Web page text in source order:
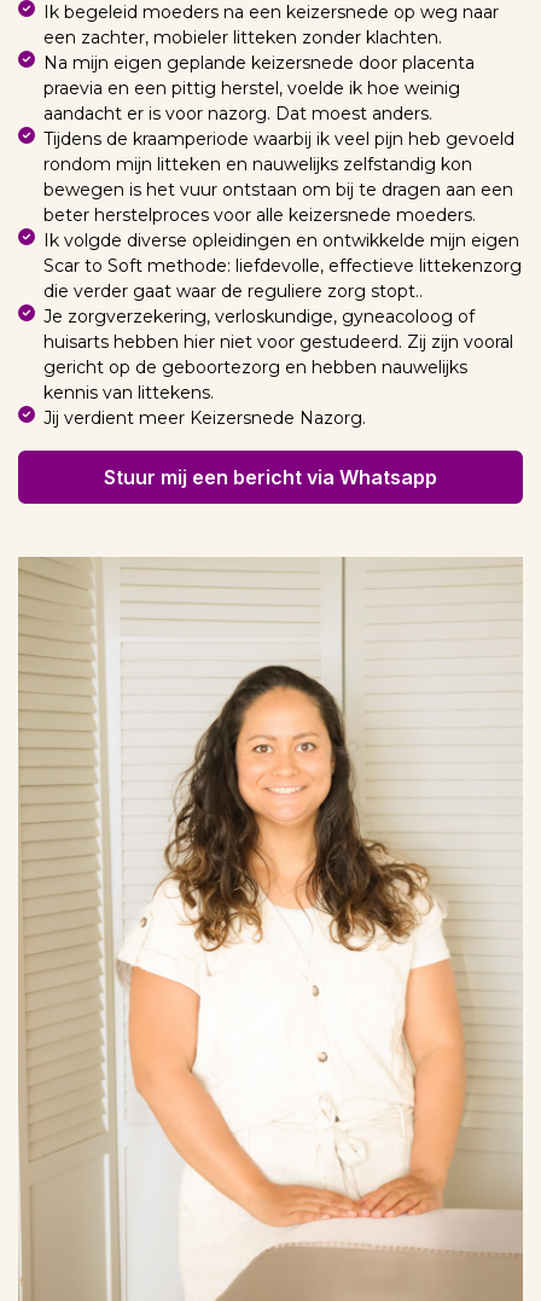
Ik begeleid moeders na een keizersnede op weg naar
een zachter, mobieler litteken zonder klachten.
Na mijn eigen geplande keizersnede door placenta
praevia en een pittig herstel, voelde ik hoe weinig
aandacht er is voor nazorg. Dat moest anders.
Tijdens de kraamperiode waarbij ik veel pijn heb gevoeld
rondom mijn litteken en nauwelijks zelfstandig kon
bewegen is het vuur ontstaan om bij te dragen aan een
beter herstelproces voor alle keizersnede moeders.
Ik volgde diverse opleidingen en ontwikkelde mijn eigen
Scar to Soft methode: liefdevolle, effectieve littekenzorg
die verder gaat waar de reguliere zorg stopt..
Je zorgverzekering, verloskundige, gyneacoloog of
huisarts hebben hier niet voor gestudeerd. Zij zijn vooral
gericht op de geboortezorg en hebben nauwelijks
kennis van littekens.
Jij verdient meer Keizersnede Nazorg.
Stuur mij een bericht via Whatsapp